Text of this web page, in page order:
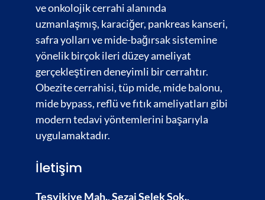
ve onkolojik cerrahi alanında
uzmanlaşmış, karaciğer, pankreas kanseri,
safra yolları vemide-bağırsaksistemine
yönelik birçok ileri düzey ameliyat
gerçekleştiren deneyimli bir cerrahtır.
Obezite cerrahisi,tüp mide, mide balonu,
mide bypass, reflü ve fıtık ameliyatları gibi
modern tedavi yöntemlerini başarıyla
uygulamaktadır.
İletişim
Teşvikiye Mah., Sezai Selek Sok.,